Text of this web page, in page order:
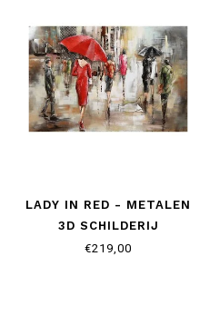
LADY IN RED - METALEN
3D SCHILDERIJ
€219,00